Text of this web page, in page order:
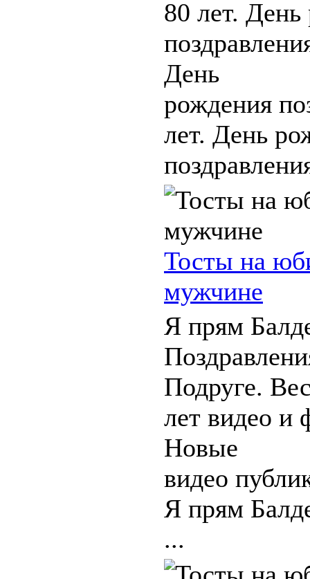
80 лет.
День
рождения
лет. День
Тосты на
мужчине
Я прям
Подруге.
лет видео и
Новые
видео
Я прям
...